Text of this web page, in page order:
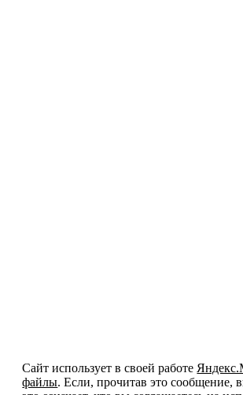
Сайт использует в своей работе
файлы. Если, прочитав это сообщение,